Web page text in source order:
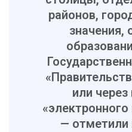
районов,
значения,
или
«электронного
— отметили